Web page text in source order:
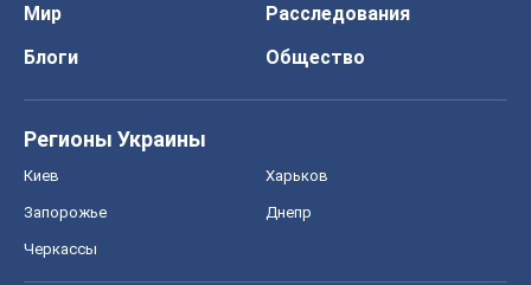
Мир
Расследования
Блоги
Общество
Регионы Украины
Киев Харьков
Запорожье Днепр
Черкассы